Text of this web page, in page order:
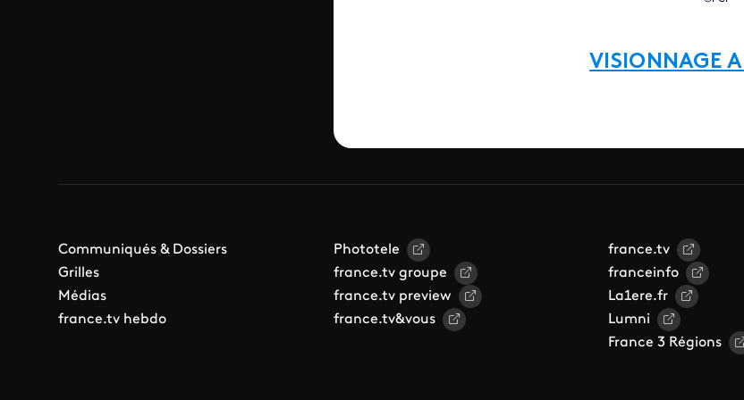
VISIONNAGE
Communiqués & Dossiers
Grilles
Médias
france.tv hebdo
Phototele
france.tv groupe
france.tv preview
france.tv&vous
france.tv
franceinfo
La1ere.fr
Lumni
France 3 Régions